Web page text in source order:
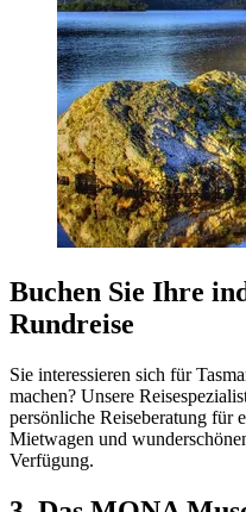
Buchen Sie Ihre
Rundreise
Sie interessieren sich für
machen? Unsere
persönliche Reiseberatung für
Mietwagen und
Verfügung.